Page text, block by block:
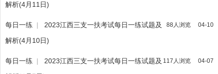
解析(4月11日)
04-10
88人浏览
每日一练 |
2023江西三支一扶考试每日一练试题及
解析(4月10日)
04-07
117人浏览
每日一练 |
2023江西三支一扶考试每日一练试题及